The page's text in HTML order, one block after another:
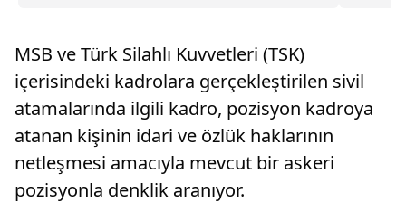
MSB ve Türk Silahlı Kuvvetleri (TSK)
içerisindeki kadrolara gerçekleştirilen sivil
atamalarında ilgili kadro, pozisyon kadroya
atanan kişinin idari ve özlük haklarının
netleşmesi amacıyla mevcut bir askeri
pozisyonla denklik aranıyor.